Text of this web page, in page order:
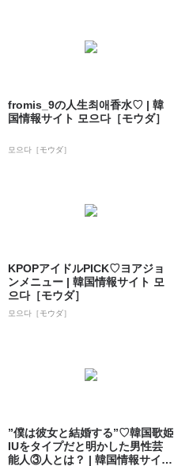
fromis_9の人生최애香水♡ | 韓
国情報サイト 모으다［モウダ］
모으다［モウダ］
KPOPアイドルPICK♡ヨアジョ
ンメニュー | 韓国情報サイト 모
으다［モウダ］
모으다［モウダ］
”僕は彼女と結婚する”♡韓国歌姫
IUをタイプだと明かした男性芸
能人③人とは？ | 韓国情報サイト